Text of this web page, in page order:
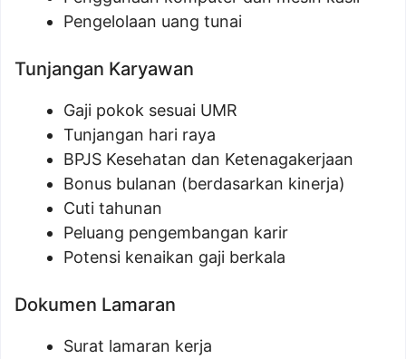
Pengelolaan uang tunai
Tunjangan Karyawan
Gaji pokok sesuai UMR
Tunjangan hari raya
BPJS Kesehatan dan Ketenagakerjaan
Bonus bulanan (berdasarkan kinerja)
Cuti tahunan
Peluang pengembangan karir
Potensi kenaikan gaji berkala
Dokumen Lamaran
Surat lamaran kerja